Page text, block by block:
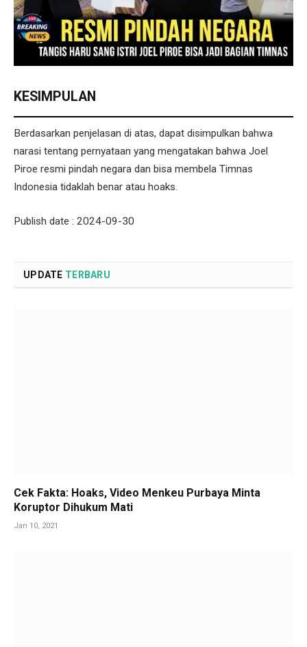
KESIMPULAN
Berdasarkan penjelasan di atas, dapat disimpulkan bahwa
narasi tentang pernyataan yang mengatakan bahwa Joel
Piroe resmi pindah negara dan bisa membela Timnas
Indonesia tidaklah benar atau hoaks.
Publish date : 2024-09-30
UPDATE TERBARU
Cek Fakta: Hoaks, Video Menkeu Purbaya Minta
Koruptor Dihukum Mati
Jan 10, 2021